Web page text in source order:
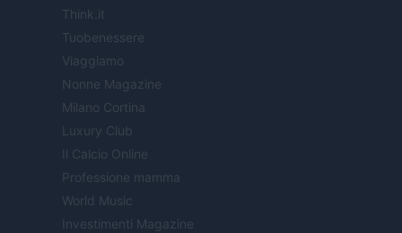
Think.it
Tuobenessere
Viaggiamo
Nonne Magazine
Milano Cortina
Luxury Club
Il Calcio Online
Professione mamma
World Music
Investimenti Magazine